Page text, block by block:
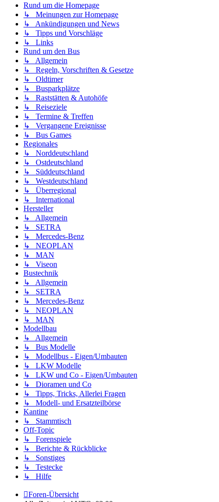
Rund um die Homepage
↳ Meinungen zur Homepage
↳ Ankündigungen und News
↳ Tipps und Vorschläge
↳ Links
Rund um den Bus
↳ Allgemein
↳ Regeln, Vorschriften & Gesetze
↳ Oldtimer
↳ Busparkplätze
↳ Raststätten & Autohöfe
↳ Reiseziele
↳ Termine & Treffen
↳ Vergangene Ereignisse
↳ Bus Games
Regionales
↳ Norddeutschland
↳ Ostdeutschland
↳ Süddeutschland
↳ Westdeutschland
↳ Überregional
↳ International
Hersteller
↳ Allgemein
↳ SETRA
↳ Mercedes-Benz
↳ NEOPLAN
↳ MAN
↳ Viseon
Bustechnik
↳ Allgemein
↳ SETRA
↳ Mercedes-Benz
↳ NEOPLAN
↳ MAN
Modellbau
↳ Allgemein
↳ Bus Modelle
↳ Modellbus - Eigen/Umbauten
↳ LKW Modelle
↳ LKW und Co - Eigen/Umbauten
↳ Dioramen und Co
↳ Tipps, Tricks, Allerlei Fragen
↳ Modell- und Ersatzteilbörse
Kantine
↳ Stammtisch
Off-Topic
↳ Forenspiele
↳ Berichte & Rückblicke
↳ Sonstiges
↳ Testecke
↳ Hilfe
Foren-Übersicht